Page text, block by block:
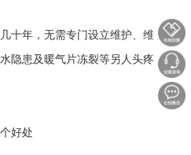
十年，无需专门设立维护、维
隐患及暖气片冻裂等另人头疼
好处